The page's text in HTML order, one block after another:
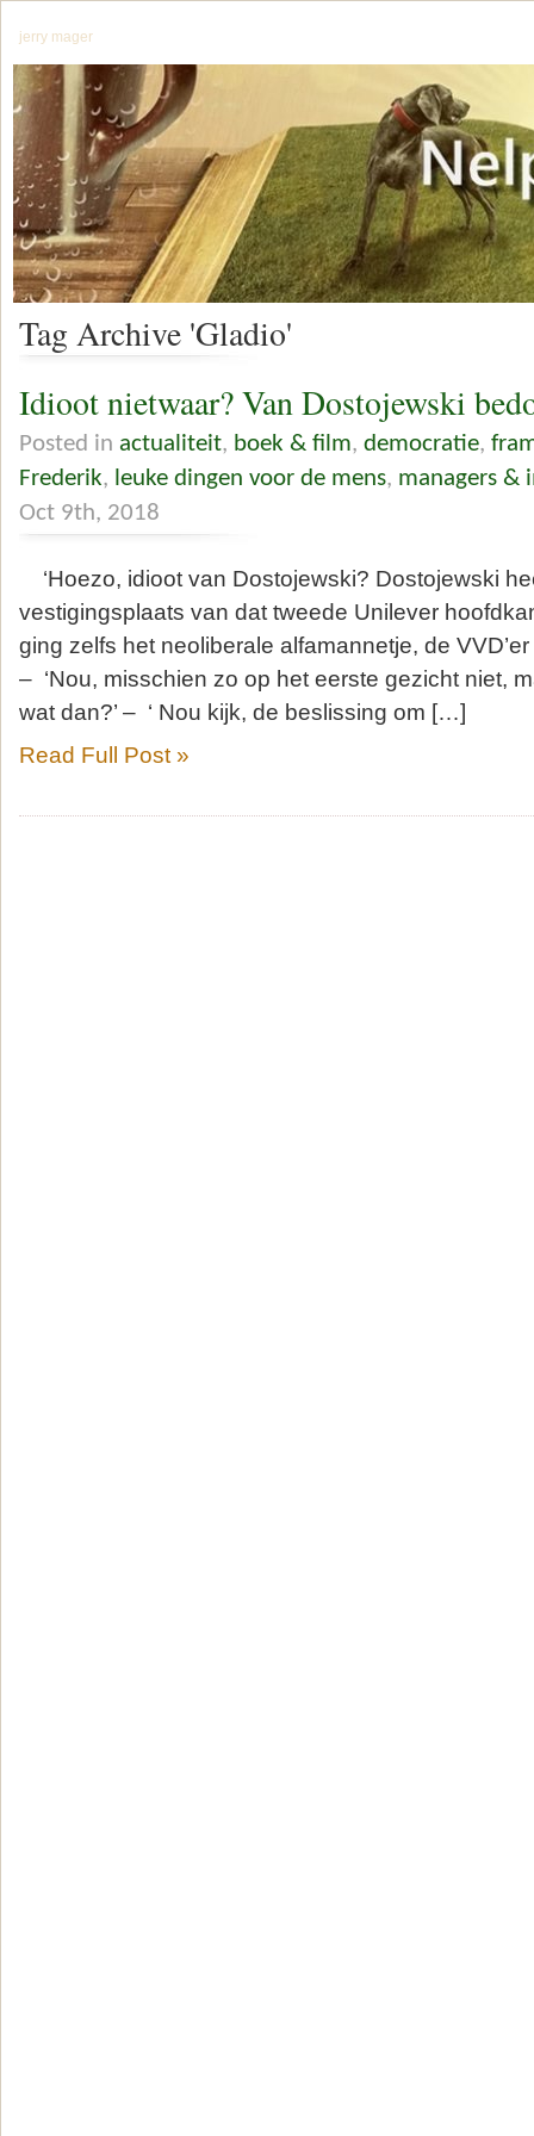
jerry mager
Tag Archive 'Gladio'
Idioot nietwaar? Van Dostojewski
Posted in actualiteit, boek & film, democratie,
Frederik, leuke dingen voor de mens, managers &
Oct 9th, 2018
‘Hoezo, idioot van Dostojewski? Dostojewski
vestigingsplaats van dat tweede Unilever
ging zelfs het neoliberale alfamannetje, de VVD’er
– ‘Nou, misschien zo op het eerste gezicht niet,
wat dan?’ – ‘ Nou kijk, de beslissing om […]
Read Full Post »